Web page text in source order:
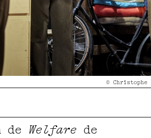
© Christophe
de Welfare de